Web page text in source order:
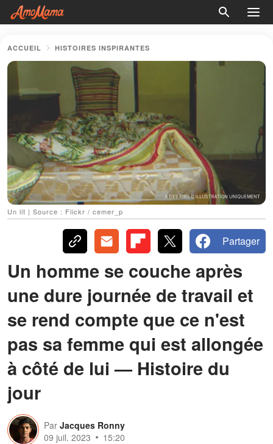
ACCUEIL HISTOIRES INSPIRANTES
Un lit | Source : Flickr / cemer_p
Partager
Un homme se couche après
une dure journée de travail et
se rend compte que ce n'est
pas sa femme qui est allongée
à côté de lui — Histoire du
jour
Par Jacques Ronny
09 juil. 2023
15:20